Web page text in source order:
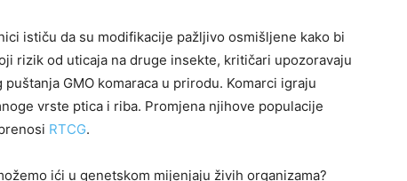
ističu da su modifikacije pažljivo osmišljene kako bi
rizik od uticaja na druge insekte, kritičari upozoravaju
GMO komaraca u prirodu. Komarci igraju
vrste ptica i riba. Promjena njihove populacije
RTCG.
ići u genetskom mijenjaju živih organizama?